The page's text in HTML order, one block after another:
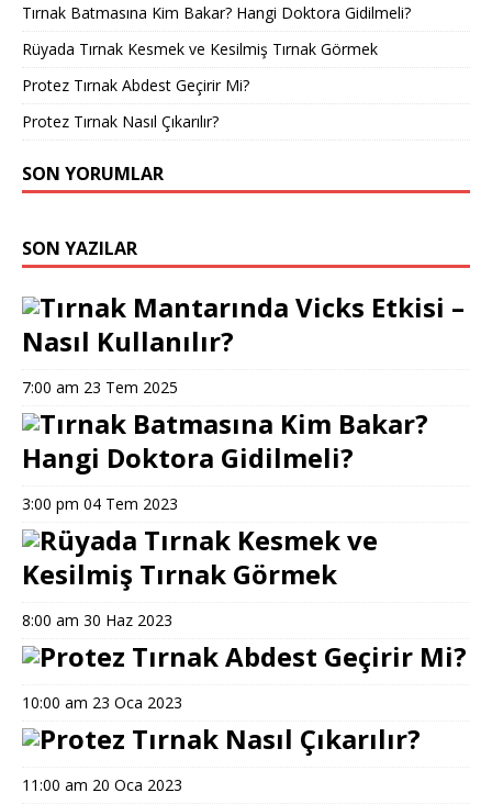
Tırnak Batmasına Kim Bakar? Hangi Doktora Gidilmeli?
Rüyada Tırnak Kesmek ve Kesilmiş Tırnak Görmek
Protez Tırnak Abdest Geçirir Mi?
Protez Tırnak Nasıl Çıkarılır?
SON YORUMLAR
SON YAZILAR
Tırnak Mantarında Vicks Etkisi –
Nasıl Kullanılır?
7:00 am 23 Tem 2025
Tırnak Batmasına Kim Bakar?
Hangi Doktora Gidilmeli?
3:00 pm 04 Tem 2023
Rüyada Tırnak Kesmek ve
Kesilmiş Tırnak Görmek
8:00 am 30 Haz 2023
Protez Tırnak Abdest Geçirir Mi?
10:00 am 23 Oca 2023
Protez Tırnak Nasıl Çıkarılır?
11:00 am 20 Oca 2023